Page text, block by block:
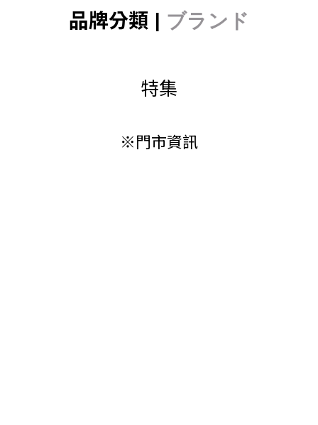
品牌分類 | ブランド
特集
※門市資訊